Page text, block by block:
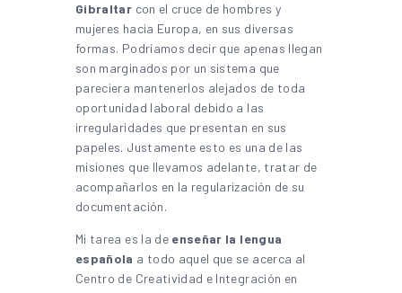
Gibraltar con el cruce de hombres y
mujeres hacia Europa, en sus diversas
formas. Podríamos decir que apenas llegan
son marginados por un sistema que
pareciera mantenerlos alejados de toda
oportunidad laboral debido a las
irregularidades que presentan en sus
papeles. Justamente esto es una de las
misiones que llevamos adelante, tratar de
acompañarlos en la regularización de su
documentación.
Mi tarea es la de enseñar la lengua
española a todo aquel que se acerca al
Centro de Creatividad e Integración en